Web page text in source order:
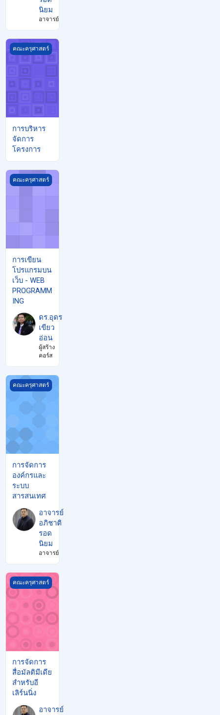
นิยม
อาจารย์
การบริหารจัดการโครงการ
คณะครุศาสตร์
การบริหาร
จัดการ
โครงการ
การเขียนโปรแกรมบนเว็บ - WEB PROGRAMMING
คณะครุศาสตร์
การเขียน
โปรแกรมบน
เว็บ - WEB
PROGRAMM
ING
ดร.อุดร
เขียว
อ่อน
ผู้สร้าง
คอร์ส
การจัดการองค์กรและระบบสารสนเทศ
คณะครุศาสตร์
การจัดการ
องค์กรและ
ระบบ
สารสนเทศ
อาจารย์
อภิชาติ
รอด
นิยม
อาจารย์
การจัดการสื่อมัลติมีเดียสำหรับอีเลิร์นนิ่ง
คณะครุศาสตร์
การจัดการ
สื่อมัลติมีเดีย
สำหรับอี
เลิร์นนิ่ง
อาจารย์